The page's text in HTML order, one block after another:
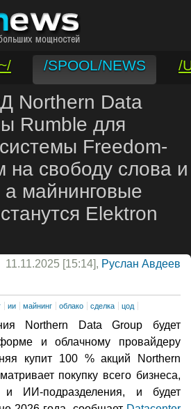
~/ /SPOOL/NEWS
/
Northern Data
Rumble для
Freedom-
на свободу слова и
а майнинговые
Elektron
11.11.2025 [15:14], Руслан Авдеев
ии майнинг облако сделка цод
Northern Data Group будет
и облачному провайдеру
купит 100 % акций Northern
покупку всего бизнеса,
и ИИ-подразделения, и будет